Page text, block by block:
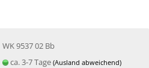
WK 9537 02 Bb
ca. 3-7 Tage(Ausland abweichend)